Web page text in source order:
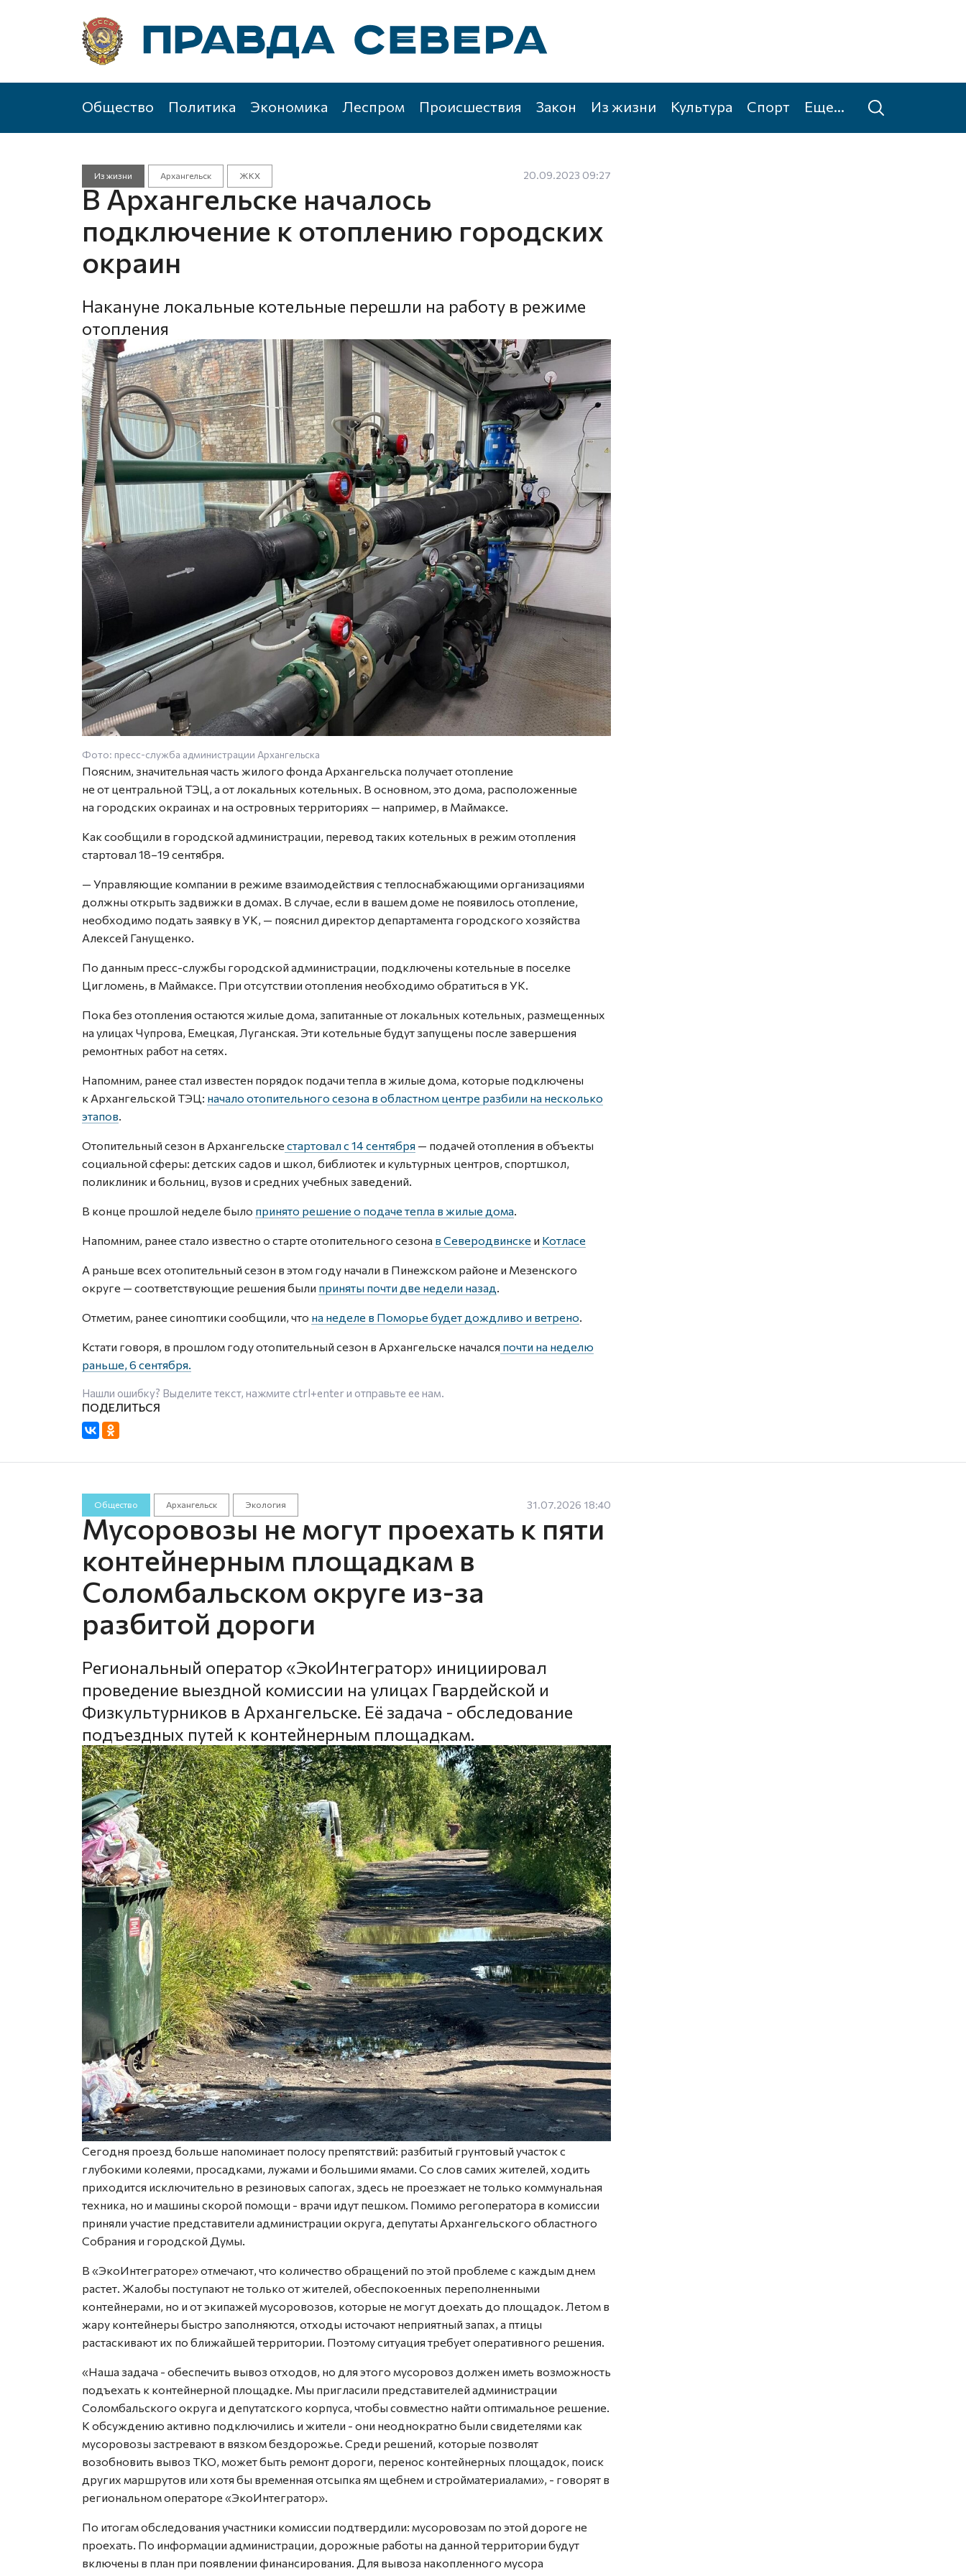
Общество Политика Экономика Леспром Происшествия Закон Из жизни Культура Спорт Еще...
Из жизни Архангельск ЖКХ 20.09.2023 09:27
В Архангельске началось
подключение к отоплению городских
окраин
Накануне локальные котельные перешли на работу в режиме
отопления
Фото: пресс-служба администрации Архангельска
Поясним, значительная часть жилого фонда Архангельска получает отопление
не от центральной ТЭЦ, а от локальных котельных. В основном, это дома, расположенные
на городских окраинах и на островных территориях — например, в Маймаксе.
Как сообщили в городской администрации, перевод таких котельных в режим отопления
стартовал 18–19 сентября.
— Управляющие компании в режиме взаимодействия с теплоснабжающими организациями
должны открыть задвижки в домах. В случае, если в вашем доме не появилось отопление,
необходимо подать заявку в УК, — пояснил директор департамента городского хозяйства
Алексей Ганущенко.
По данным пресс-службы городской администрации, подключены котельные в поселке
Цигломень, в Маймаксе. При отсутствии отопления необходимо обратиться в УК.
Пока без отопления остаются жилые дома, запитанные от локальных котельных, размещенных
на улицах Чупрова, Емецкая, Луганская. Эти котельные будут запущены после завершения
ремонтных работ на сетях.
Напомним, ранее стал известен порядок подачи тепла в жилые дома, которые подключены
к Архангельской ТЭЦ: начало отопительного сезона в областном центре разбили на несколько
этапов.
Отопительный сезон в Архангельске стартовал с 14 сентября — подачей отопления в объекты
социальной сферы: детских садов и школ, библиотек и культурных центров, спортшкол,
поликлиник и больниц, вузов и средних учебных заведений.
В конце прошлой неделе было принято решение о подаче тепла в жилые дома.
Напомним, ранее стало известно о старте отопительного сезона в Северодвинске и Котласе
А раньше всех отопительный сезон в этом году начали в Пинежском районе и Мезенского
округе — соответствующие решения были приняты почти две недели назад.
Отметим, ранее синоптики сообщили, что на неделе в Поморье будет дождливо и ветрено.
Кстати говоря, в прошлом году отопительный сезон в Архангельске начался почти на неделю
раньше, 6 сентября.
Нашли ошибку? Выделите текст, нажмите ctrl+enterи отправьте ее нам.
Общество Архангельск Экология 31.07.2026 18:40
Мусоровозы не могут проехать к пяти
контейнерным площадкам в
Соломбальском округе из-за
разбитой дороги
Региональный оператор «ЭкоИнтегратор» инициировал
проведение выездной комиссии на улицах Гвардейской и
Физкультурников в Архангельске. Её задача - обследование
подъездных путей к контейнерным площадкам.
Сегодня проезд больше напоминает полосу препятствий: разбитый грунтовый участок с
глубокими колеями, просадками, лужами и большими ямами. Со слов самих жителей, ходить
приходится исключительно в резиновых сапогах, здесь не проезжает не только коммунальная
техника, но и машины скорой помощи - врачи идут пешком. Помимо регоператора в комиссии
приняли участие представители администрации округа, депутаты Архангельского областного
Собрания и городской Думы.
В «ЭкоИнтеграторе» отмечают, что количество обращений по этой проблеме с каждым днем
растет. Жалобы поступают не только от жителей, обеспокоенных переполненными
контейнерами, но и от экипажей мусоровозов, которые не могут доехать до площадок. Летом в
жару контейнеры быстро заполняются, отходы источают неприятный запах, а птицы
растаскивают их по ближайшей территории. Поэтому ситуация требует оперативного решения.
«Наша задача - обеспечить вывоз отходов, но для этого мусоровоз должен иметь возможность
подъехать к контейнерной площадке. Мы пригласили представителей администрации
Соломбальского округа и депутатского корпуса, чтобы совместно найти оптимальное решение.
К обсуждению активно подключились и жители - они неоднократно были свидетелями как
мусоровозы застревают в вязком бездорожье. Среди решений, которые позволят
возобновить вывоз ТКО, может быть ремонт дороги, перенос контейнерных площадок, поиск
других маршрутов или хотя бы временная отсыпка ям щебнем и стройматериалами», - говорят в
региональном операторе «ЭкоИнтегратор».
По итогам обследования участники комиссии подтвердили: мусоровозам по этой дороге не
проехать. По информации администрации, дорожные работы на данной территории будут
включены в план при появлении финансирования. Для вывоза накопленного мусора